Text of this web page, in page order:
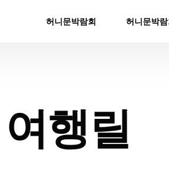
허니문박람회 허니문박
행릴